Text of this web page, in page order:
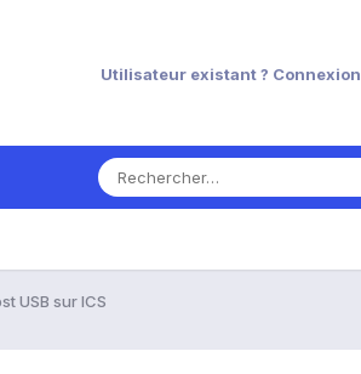
Utilisateur existant ? Connexion
USB sur ICS